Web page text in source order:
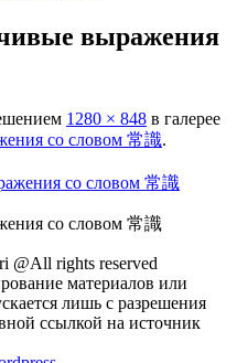
выражения
1280 × 848 в галерее
со словом 常識.
со словом 常識
@All rights reserved
материалов или
лишь с разрешения
ссылкой на источник